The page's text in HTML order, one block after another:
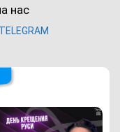
нас
TELEGRAM